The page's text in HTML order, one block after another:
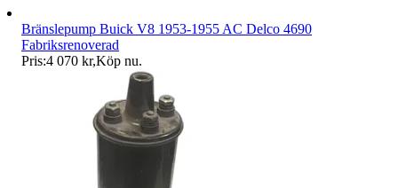
Bränslepump Buick V8 1953-1955 AC Delco 4690
Fabriksrenoverad
Pris:4 070 kr,Köp nu.